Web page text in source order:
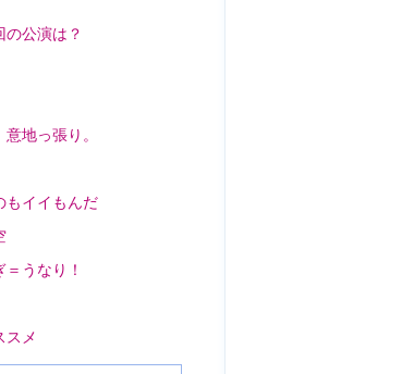
の公演は？
地っ張り。
もイイもんだ
うなり！
スメ